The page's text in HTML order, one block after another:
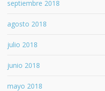
septiembre 2018
agosto 2018
julio 2018
junio 2018
mayo 2018